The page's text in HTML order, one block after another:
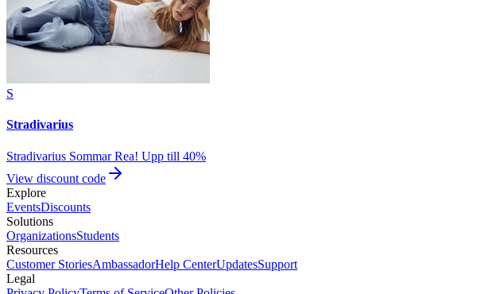
S
Stradivarius
Stradivarius Sommar Rea! Upp till 40%
View discount code
Explore
EventsDiscounts
Solutions
OrganizationsStudents
Resources
Customer StoriesAmbassadorHelp CenterUpdatesSupport
Legal